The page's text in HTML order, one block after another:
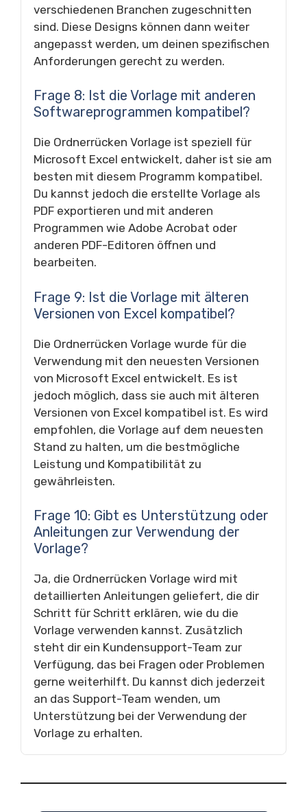
verschiedenen Branchen zugeschnitten
sind. Diese Designs können dann weiter
angepasst werden, um deinen spezifischen
Anforderungen gerecht zu werden.
Frage 8: Ist die Vorlage mit anderen
Softwareprogrammen kompatibel?
Die Ordnerrücken Vorlage ist speziell für
Microsoft Excel entwickelt, daher ist sie am
besten mit diesem Programm kompatibel.
Du kannst jedoch die erstellte Vorlage als
PDF exportieren und mit anderen
Programmen wie Adobe Acrobat oder
anderen PDF-Editoren öffnen und
bearbeiten.
Frage 9: Ist die Vorlage mit älteren
Versionen von Excel kompatibel?
Die Ordnerrücken Vorlage wurde für die
Verwendung mit den neuesten Versionen
von Microsoft Excel entwickelt. Es ist
jedoch möglich, dass sie auch mit älteren
Versionen von Excel kompatibel ist. Es wird
empfohlen, die Vorlage auf dem neuesten
Stand zu halten, um die bestmögliche
Leistung und Kompatibilität zu
gewährleisten.
Frage 10: Gibt es Unterstützung oder
Anleitungen zur Verwendung der
Vorlage?
Ja, die Ordnerrücken Vorlage wird mit
detaillierten Anleitungen geliefert, die dir
Schritt für Schritt erklären, wie du die
Vorlage verwenden kannst. Zusätzlich
steht dir ein Kundensupport-Team zur
Verfügung, das bei Fragen oder Problemen
gerne weiterhilft. Du kannst dich jederzeit
an das Support-Team wenden, um
Unterstützung bei der Verwendung der
Vorlage zu erhalten.